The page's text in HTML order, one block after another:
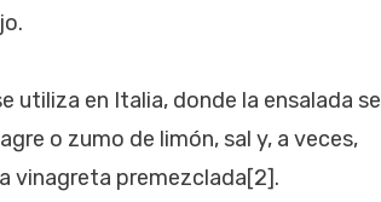
utiliza en Italia, donde la ensalada se
o zumo de limón, sal y, a veces,
vinagreta premezclada[2].